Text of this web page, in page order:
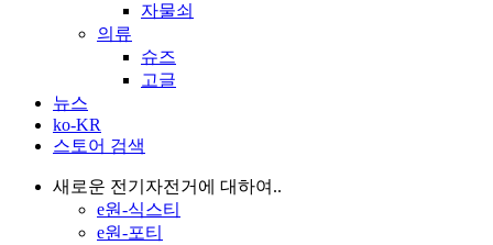
자물쇠
의류
슈즈
고글
뉴스
ko-KR
스토어 검색
새로운 전기자전거에 대하여..
e원-식스티
e원-포티